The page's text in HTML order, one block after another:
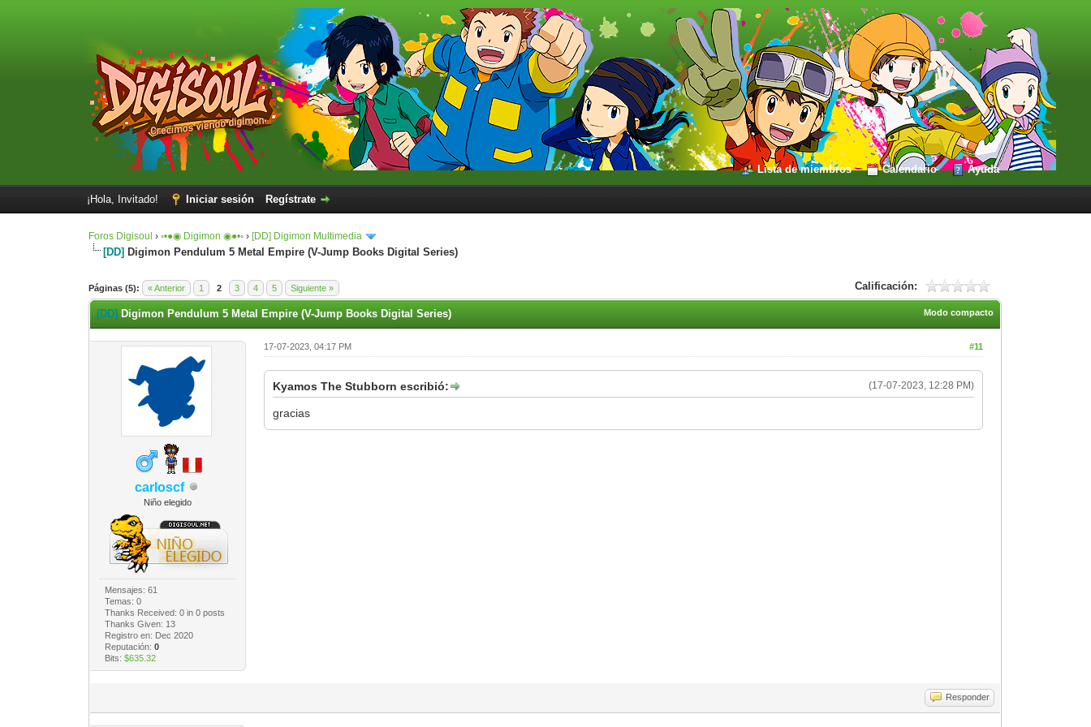
Lista de miembros Calendario Ayuda
¡Hola, Invitado! Iniciar sesión Regístrate
Foros Digisoul ›◦•●◉ Digimon ◉●•◦ › [DD] Digimon Multimedia
[DD] Digimon Pendulum 5 Metal Empire (V-Jump Books Digital Series)
Páginas (5): « Anterior 1 2 3 4 5 Siguiente » Calificación:
0 voto(s) - 0 Media
1
2
3
4
5
Modo compacto
[DD] Digimon Pendulum 5 Metal Empire (V-Jump Books Digital Series)
carloscf
Niño elegido
Mensajes: 61
Temas: 0
Thanks Received: 0in 0 posts
Thanks Given: 13
Registro en: Dec 2020
Reputación: 0
Bits: $635.32
#11
17-07-2023, 04:17 PM
(17-07-2023, 12:28 PM)
Kyamos The Stubborn escribió:
gracias
Responder